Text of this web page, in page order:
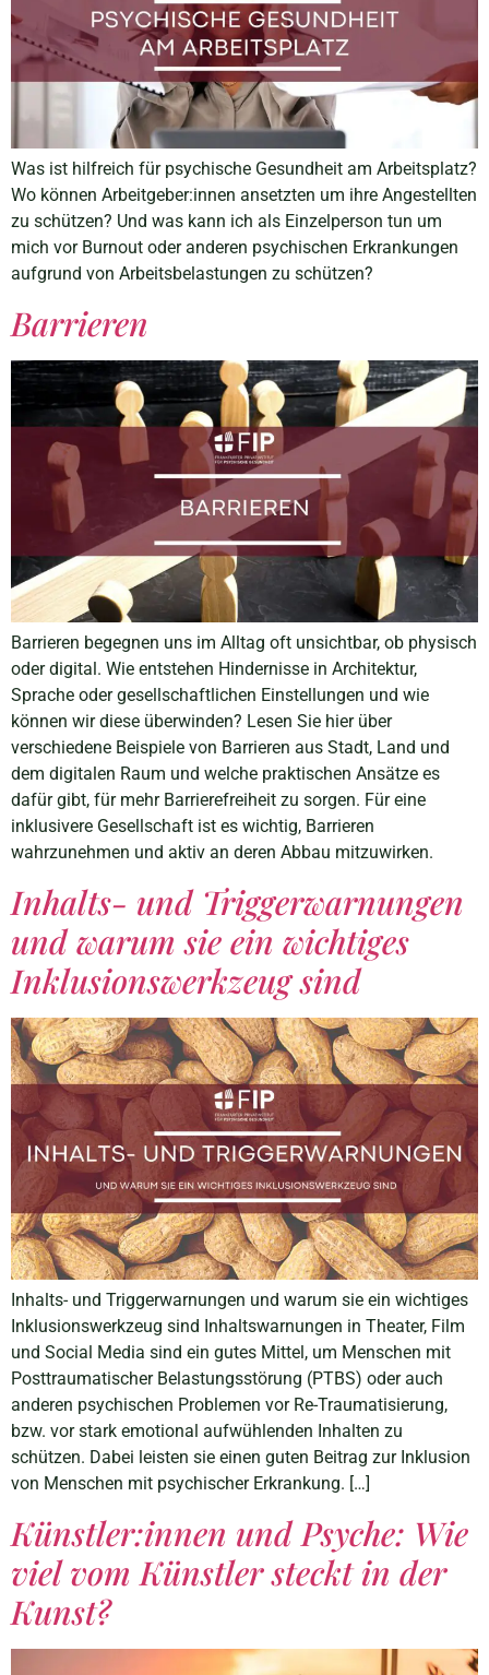
Was ist hilfreich für psychische Gesundheit am Arbeitsplatz?
Wo können Arbeitgeber:innen ansetzten um ihre Angestellten
zu schützen? Und was kann ich als Einzelperson tun um
mich vor Burnout oder anderen psychischen Erkrankungen
aufgrund von Arbeitsbelastungen zu schützen?
Barrieren
Barrieren begegnen uns im Alltag oft unsichtbar, ob physisch
oder digital. Wie entstehen Hindernisse in Architektur,
Sprache oder gesellschaftlichen Einstellungen und wie
können wir diese überwinden? Lesen Sie hier über
verschiedene Beispiele von Barrieren aus Stadt, Land und
dem digitalen Raum und welche praktischen Ansätze es
dafür gibt, für mehr Barrierefreiheit zu sorgen. Für eine
inklusivere Gesellschaft ist es wichtig, Barrieren
wahrzunehmen und aktiv an deren Abbau mitzuwirken.
Inhalts- und Triggerwarnungen
und warum sie ein wichtiges
Inklusionswerkzeug sind
Inhalts- und Triggerwarnungen und warum sie ein wichtiges
Inklusionswerkzeug sind Inhaltswarnungen in Theater, Film
und Social Media sind ein gutes Mittel, um Menschen mit
Posttraumatischer Belastungsstörung (PTBS) oder auch
anderen psychischen Problemen vor Re-Traumatisierung,
bzw. vor stark emotional aufwühlenden Inhalten zu
schützen. Dabei leisten sie einen guten Beitrag zur Inklusion
von Menschen mit psychischer Erkrankung. […]
Künstler:innen und Psyche: Wie
viel vom Künstler steckt in der
Kunst?